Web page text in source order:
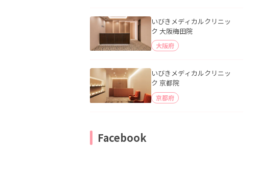
いびきメディカルクリニッ
ク 大阪梅田院
大阪府
いびきメディカルクリニッ
ク 京都院
京都府
Facebook